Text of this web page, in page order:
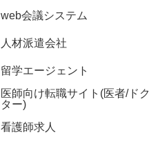
web会議システム
人材派遣会社
留学エージェント
医師向け転職サイト(医者/ドク
ター)
看護師求人